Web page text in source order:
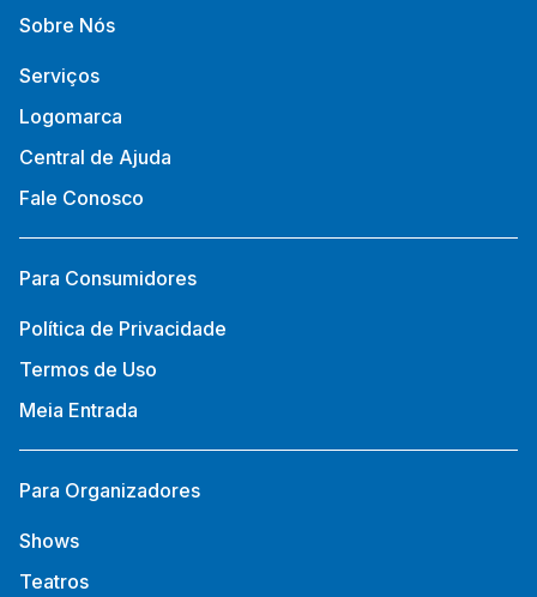
Sobre Nós
Serviços
Logomarca
Central de Ajuda
Fale Conosco
Para Consumidores
Política de Privacidade
Termos de Uso
Meia Entrada
Para Organizadores
Shows
Teatros